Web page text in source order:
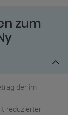
zum
der im
reduzierter